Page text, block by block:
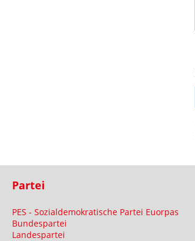
Partei
PES - Sozialdemokratische Partei Euorpas
Bundespartei
Landespartei